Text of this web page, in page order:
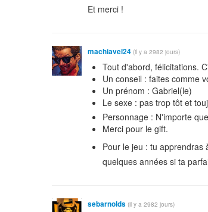
Et merci !
machiavel24 (il y a 2982 jours)
Tout d'abord, félicitations.
Un conseil : faites comme
Un prénom : Gabriel(le)
Le sexe : pas trop tôt et
Personnage : N'importe
Merci pour le gift.
Pour le jeu : tu apprendras
quelques années si ta
sebarnolds (il y a 2982 jours)